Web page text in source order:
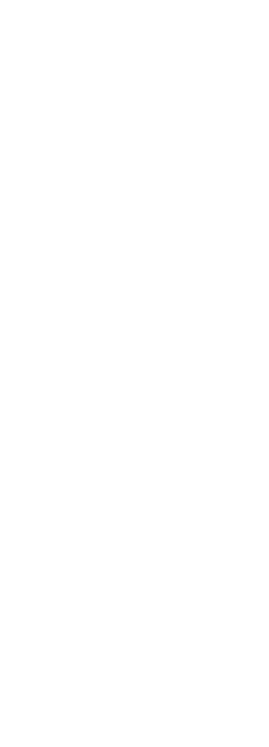
アスタリスク (*) は、すべて
どうかを指定します。
。